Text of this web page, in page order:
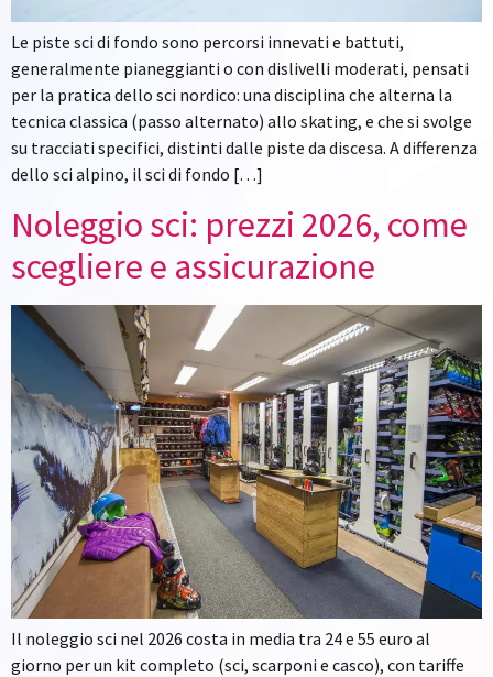
Le piste sci di fondo sono percorsi innevati e battuti,
generalmente pianeggianti o con dislivelli moderati, pensati
per la pratica dello sci nordico: una disciplina che alterna la
tecnica classica (passo alternato) allo skating, e che si svolge
su tracciati specifici, distinti dalle piste da discesa. A differenza
dello sci alpino, il sci di fondo […]
Noleggio sci: prezzi 2026, come
scegliere e assicurazione
Il noleggio sci nel 2026 costa in media tra 24 e 55 euro al
giorno per un kit completo (sci, scarponi e casco), con tariffe